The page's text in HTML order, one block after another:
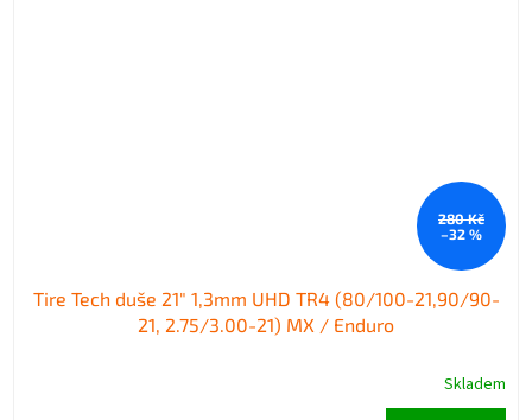
280 Kč
–32 %
Tire Tech duše 21" 1,3mm UHD TR4 (80/100-21,90/90-
21, 2.75/3.00-21) MX / Enduro
Skladem